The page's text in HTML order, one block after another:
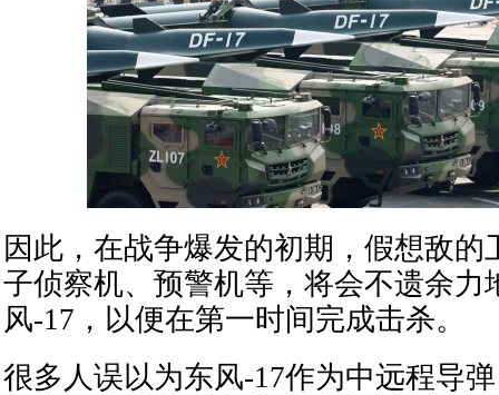
因此，在战争爆发的初期，假想敌的
子侦察机、预警机等，将会不遗余力
风-17，以便在第一时间完成击杀。
很多人误以为东风-17作为中远程导